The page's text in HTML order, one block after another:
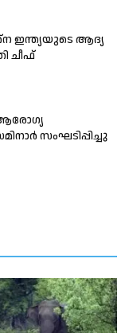
ഇന്ത്യയുടെ ആദ്യ
ചീഫ്
സംഘടിപ്പിച്ചു